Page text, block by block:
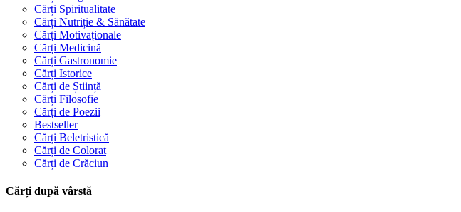
Cărți Spiritualitate
Cărți Nutriție & Sănătate
Cărți Motivaționale
Cărți Medicină
Cărți Gastronomie
Cărți Istorice
Cărți de Știință
Cărți Filosofie
Cărți de Poezii
Bestseller
Cărți Beletristică
Cărți de Colorat
Cărți de Crăciun
Cărți după vârstă